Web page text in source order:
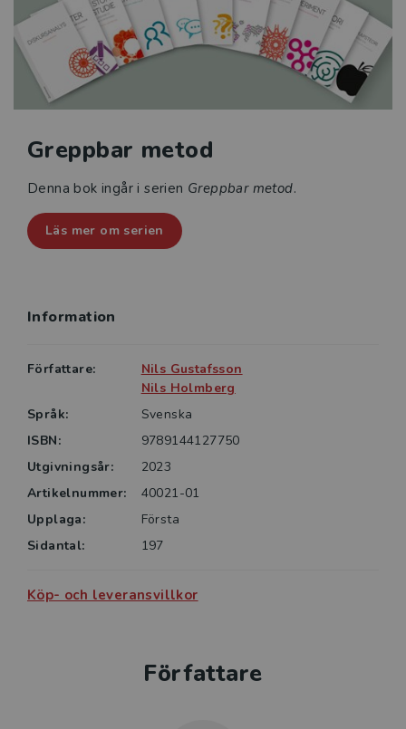
Greppbar metod
Denna bok ingår i serien Greppbar metod.
Läs mer om serien
Information
Författare:
Nils Gustafsson
Nils Holmberg
Språk:
Svenska
ISBN:
9789144127750
Utgivningsår:
2023
Artikelnummer:
40021-01
Upplaga:
Första
Sidantal:
197
Köp- och leveransvillkor
Författare